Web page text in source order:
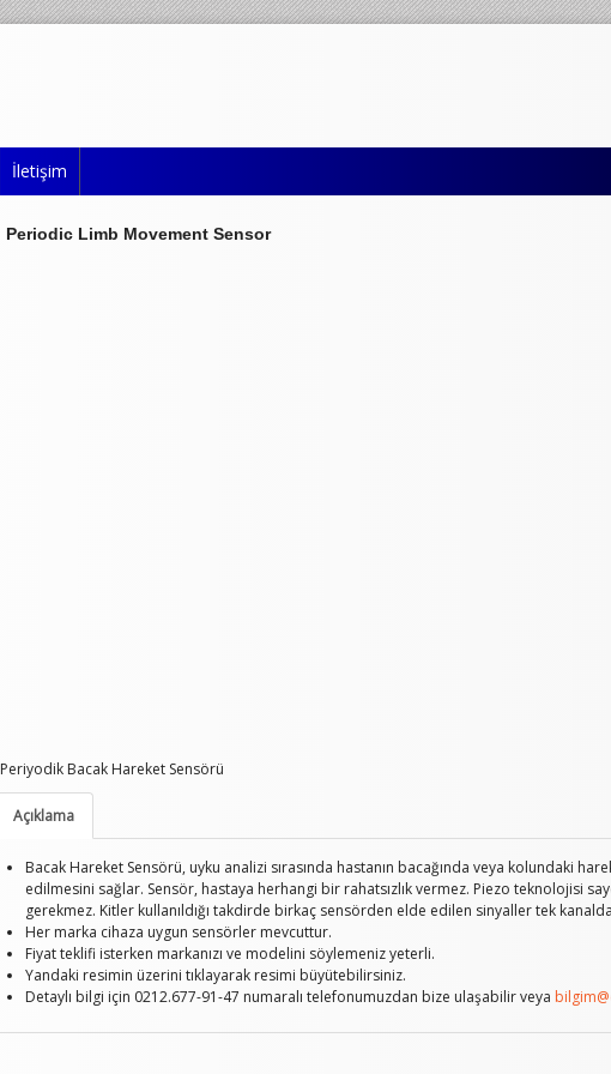
İletişim
Periodic Limb Movement Sensor
Periyodik Bacak Hareket Sensörü
Açıklama
Bacak Hareket Sensörü, uyku analizi sırasında hastanın bacağında veya kolundaki
edilmesini sağlar. Sensör, hastaya herhangi bir rahatsızlık vermez. Piezo teknolojisi
gerekmez. Kitler kullanıldığı takdirde birkaç sensörden elde edilen sinyaller tek
Her marka cihaza uygun sensörler mevcuttur.
Fiyat teklifi isterken markanızı ve modelini söylemeniz yeterli.
Yandaki resimin üzerini tıklayarak resimi büyütebilirsiniz.
Detaylı bilgi için 0212.677-91-47 numaralı telefonumuzdan bize ulaşabilir veya